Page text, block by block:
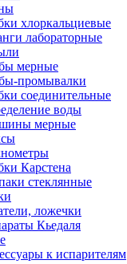
хлоркальциевые
лабораторные
мерные
промывалки
соединительные
воды
мерные
Карстена
стеклянные
ложечки
Кьедаля
к испарителям